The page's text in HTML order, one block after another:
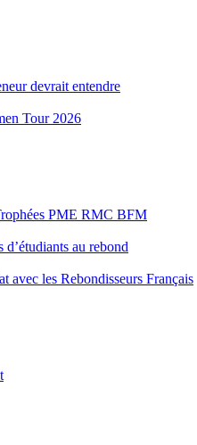
devrait entendre
Tour 2026
PME RMC BFM
au rebond
avec les Rebondisseurs Français